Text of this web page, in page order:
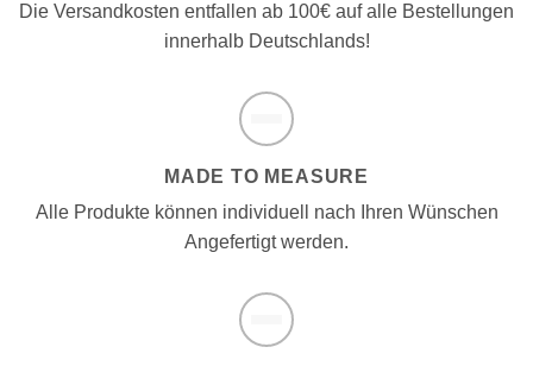
Die Versandkosten entfallen ab 100€ auf alle Bestellungen
innerhalb Deutschlands!
MADE TO MEASURE
Alle Produkte können individuell nach Ihren Wünschen
Angefertigt werden.